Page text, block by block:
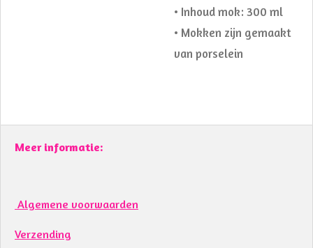
• Inhoud mok: 300 ml
• Mokken zijn gemaakt
van porselein
Meer informatie:
Algemene voorwaarden
Verzending